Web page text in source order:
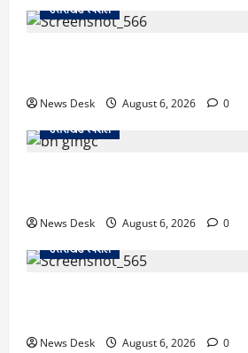
उत्तराखंड स्पेशल
News Desk August 6, 2026
0
उत्तराखंड स्पेशल
News Desk August 6, 2026
0
उत्तराखंड स्पेशल
News Desk August 6, 2026 0